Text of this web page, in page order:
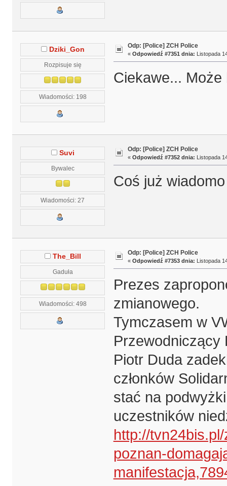
Dziki_Gon
Rozpisuje się
Wiadomości: 198
Odp: [Police] ZCH Police
« Odpowiedź #7351 dnia: Listopada
Ciekawe... Może
Suvi
Bywalec
Wiadomości: 27
Odp: [Police] ZCH Police
« Odpowiedź #7352 dnia: Listopada
Coś już
The_Bill
Gaduła
Wiadomości: 498
Odp: [Police] ZCH Police
« Odpowiedź #7353 dnia: Listopada
Prezes
zmianowego.
Tymczasem w
Przewodniczący
Piotr Duda
członków
stać na
uczestników
http://
poznan-